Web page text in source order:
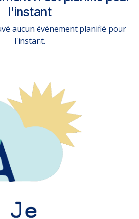
l'instant
aucun événement planifié pour
l'instant.